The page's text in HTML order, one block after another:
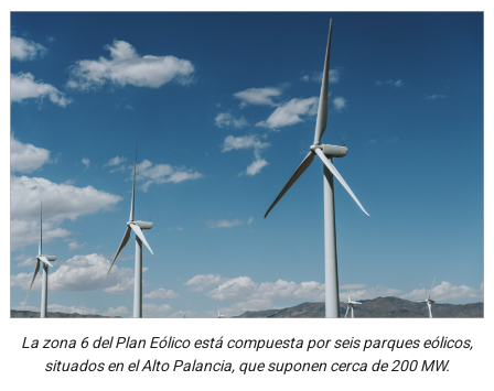
La zona 6 del Plan Eólico está compuesta por seis parques eólicos,
situados en el Alto Palancia, que suponen cerca de 200 MW.